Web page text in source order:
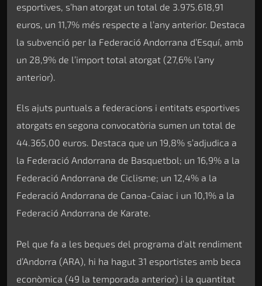
esportives, s’han atorgat un total de 3.975.618,91
euros, un 11,7% més respecte a l’any anterior. Destaca
la subvenció per la Federació Andorrana d’Esquí, amb
un 28,9% de l’import total atorgat (27,6% l’any
anterior).
Els ajuts puntuals a federacions i entitats esportives
atorgats en segona convocatòria sumen un total de
44.365,00 euros. Destaca que un 19,8% s’adjudica a
la Federació Andorrana de Basquetbol; un 16,9% a la
Federació Andorrana de Ciclisme; un 12,4% a la
Federació Andorrana de Canoa-Caiac i un 10,1% a la
Federació Andorrana de Karate.
Pel que fa a les beques del programa d’alt rendiment
d’Andorra (ARA), hi ha hagut 31 esportistes amb beca
econòmica (49 la temporada anterior) i la quantitat